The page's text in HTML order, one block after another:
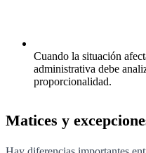
Cuando la situación
administrativa debe
proporcionalidad.
Matices y